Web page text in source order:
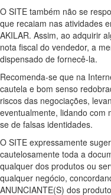
O SITE também não se
que recaiam nas atividades
AKILAR. Assim, ao adquirir
nota fiscal do vendedor, a
dispensado de fornecê-la.
Recomenda-se que na
cautela e bom senso
riscos das negociações,
eventualmente, lidando com
se de falsas identidades.
O SITE expressamente
cautelosamente toda a
qualquer dos produtos ou
qualquer negócio,
ANUNCIANTE(S) dos